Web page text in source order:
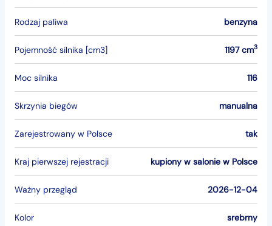
Rodzaj paliwa benzyna
Pojemność silnika [cm3] 1197 cm3
Moc silnika 116
Skrzynia biegów manualna
Zarejestrowany w Polsce tak
Kraj pierwszej rejestracji kupiony w salonie w Polsce
Ważny przegląd 2026-12-04
Kolor srebrny